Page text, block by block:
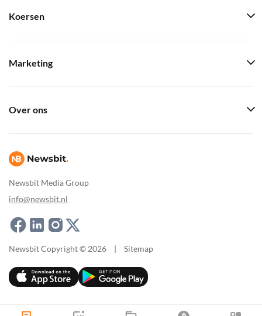
Newsbit Media Group
info@newsbit.nl
Koersen
Marketing
Over ons
Newsbit Copyright © 2026 | Sitemap